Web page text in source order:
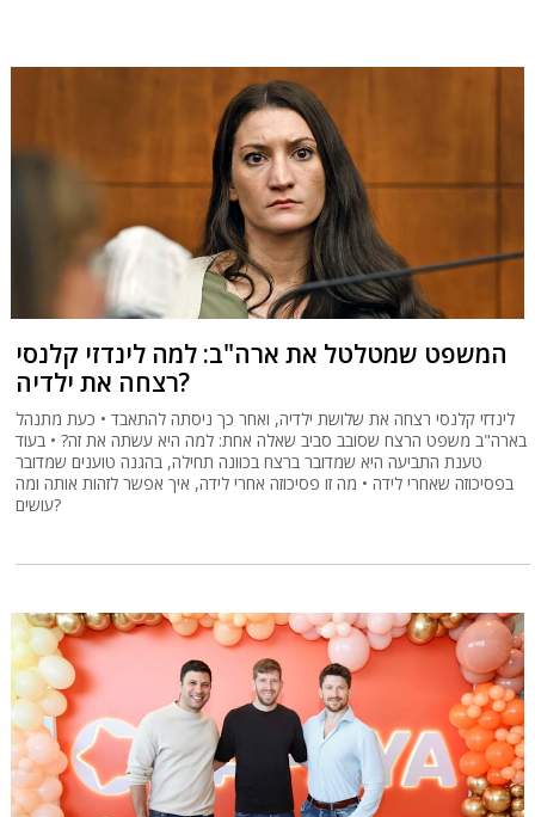
המשפט שמטלטל את ארה"ב: למה לינדזי קלנסי
רצחה את ילדיה?
לינדזי קלנסי רצחה את שלושת ילדיה, ואחר כך ניסתה להתאבד • כעת מתנהל
בארה"ב משפט הרצח שסובב סביב שאלה אחת: למה היא עשתה את זה? • בעוד
טענת התביעה היא שמדובר ברצח בכוונה תחילה, בהגנה טוענים שמדובר
בפסיכוזה שאחרי לידה • מה זו פסיכוזה אחרי לידה, איך אפשר לזהות אותה ומה
עושים?